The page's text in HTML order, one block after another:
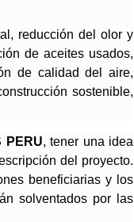
reducción del olor y
de aceites usados,
de calidad del aire,
sostenible,
PERU, tener una idea
del proyecto.
beneficiarias y los
solventados por las